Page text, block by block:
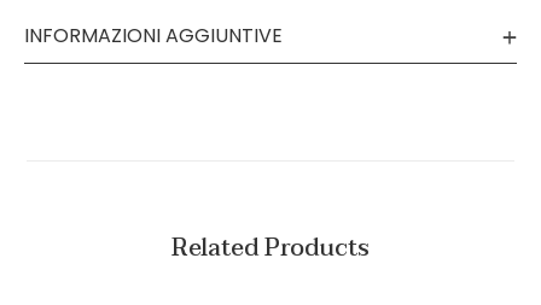
INFORMAZIONI AGGIUNTIVE
Related Products